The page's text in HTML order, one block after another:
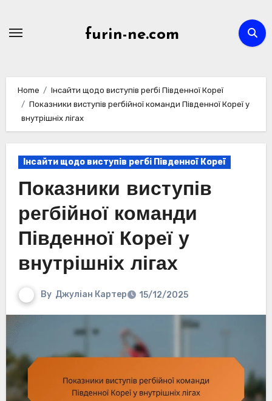
furin-ne.com
Home
Інсайти щодо виступів регбі Південної Кореї
Показники виступів регбійної команди Південної Кореї у
внутрішніх лігах
Інсайти щодо виступів регбі Південної Кореї
Показники виступів
регбійної команди
Південної Кореї у
внутрішніх лігах
By Джуліан Картер 15/12/2025